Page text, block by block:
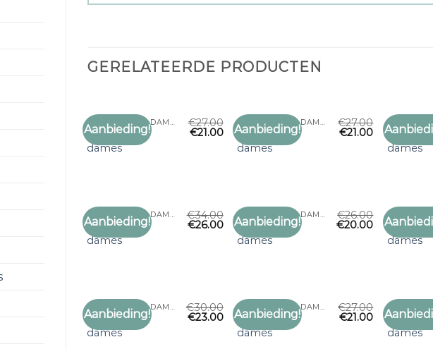
GERELATEERDE PRODUCTEN
Aanbieding!
Toevoegen
LEUKE SJAALS DAMES
leuke sjaals
dames
€27.00
€21.00 Aanbieding!
Toevoegen
LEUKE SJAALS DAMES
leuke sjaals
dames
€27.00
€21.00
leuke
dames
Aanbieding!
Toevoegen
LEUKE SJAALS DAMES
leuke sjaals
dames
€34.00
€26.00 Aanbieding!
Toevoegen
LEUKE SJAALS DAMES
leuke sjaals
dames
€26.00
€20.00
leuke
dames
Aanbieding!
Toevoegen
LEUKE SJAALS DAMES
leuke sjaals
dames
€30.00
€23.00 Aanbieding!
Toevoegen
LEUKE SJAALS DAMES
leuke sjaals
dames
€27.00
€21.00
leuke
dames